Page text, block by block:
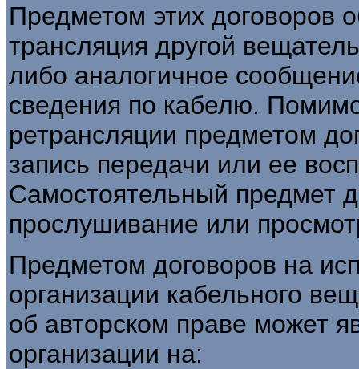
Предметом этих договоров
трансляция другой
либо аналогичное
сведения по кабелю.
ретрансляции предметом
запись передачи или ее
Самостоятельный предмет
прослушивание или
Предметом договоров на
организации кабельного
об авторском праве может
организации на: